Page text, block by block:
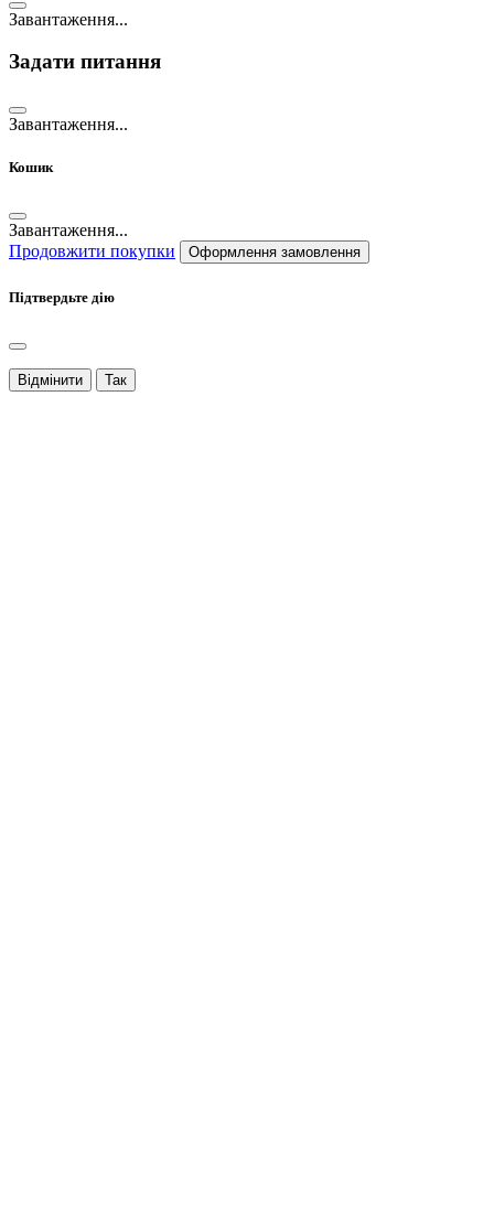
Завантаження...
Задати питання
Завантаження...
Кошик
Завантаження...
Продовжити покупки
Оформлення замовлення
Підтвердьте дію
Відмінити Так